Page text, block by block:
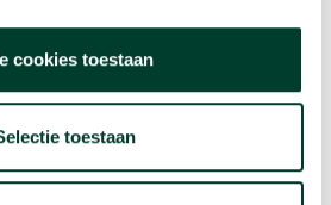
cookies toestaan
toestaan
push-ups moet je nog kunnen als 50-
Bekijk deze video arrow_forward